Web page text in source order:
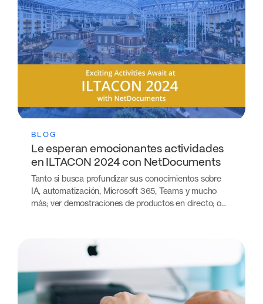
BLOG
Le esperan emocionantes actividades
en ILTACON 2024 con NetDocuments
Tanto si busca profundizar sus conocimientos sobre
IA, automatización, Microsoft 365, Teams y mucho
más; ver demostraciones de productos en directo; o...